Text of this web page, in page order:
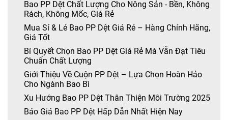
Bao PP Dệt Chất Lượng Cho Nông Sản - Bền, Không
Rách, Không Mốc, Giá Rẻ
Mua Sỉ & Lẻ Bao PP Dệt Giá Rẻ – Hàng Chính Hãng,
Giá Tốt
Bí Quyết Chọn Bao PP Dệt Giá Rẻ Mà Vẫn Đạt Tiêu
Chuẩn Chất Lượng
Giới Thiệu Về Cuộn PP Dệt – Lựa Chọn Hoàn Hảo
Cho Ngành Bao Bì
Xu Hướng Bao PP Dệt Thân Thiện Môi Trường 2025
Báo Giá Bao PP Dệt Hấp Dẫn Nhất Hiện Nay